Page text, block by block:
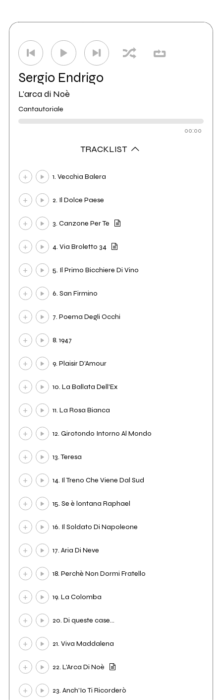
Sergio Endrigo
L'arca di Noè
Cantautoriale
00:00
TRACKLIST
1. Vecchia Balera
2. Il Dolce Paese
3. Canzone Per Te
4. Via Broletto 34
5. Il Primo Bicchiere Di Vino
6. San Firmino
7. Poema Degli Occhi
8. 1947
9. Plaisir D'Amour
10. La Ballata Dell'Ex
11. La Rosa Bianca
12. Girotondo Intorno Al Mondo
13. Teresa
14. Il Treno Che Viene Dal Sud
15. Se è lontana Raphael
16. Il Soldato Di Napoleone
17. Aria Di Neve
18. Perchè Non Dormi Fratello
19. La Colomba
20. Di queste case...
21. Viva Maddalena
22. L'Arca Di Noè
23. Anch'Io Ti Ricorderò